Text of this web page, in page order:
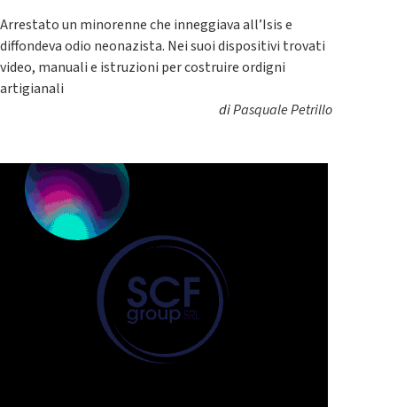
Arrestato un minorenne che inneggiava all’Isis e
diffondeva odio neonazista. Nei suoi dispositivi trovati
video, manuali e istruzioni per costruire ordigni
artigianali
diPasquale Petrillo